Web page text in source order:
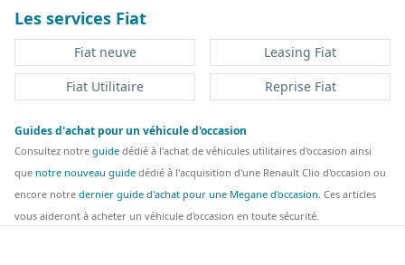
Les services Fiat
Fiat neuve
Leasing Fiat
Fiat Utilitaire
Reprise Fiat
Guides d'achat pour un véhicule d'occasion
Consultez notre guide dédié à l'achat de véhicules utilitaires d'occasion ainsi
que notre nouveau guide dédié à l'acquisition d'une Renault Clio d'occasion ou
encore notre dernier guide d'achat pour une Megane d'occasion. Ces articles
vous aideront à acheter un véhicule d'occasion en toute sécurité.